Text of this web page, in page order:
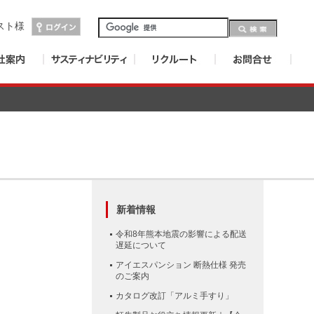
ト様
新着情報
令和8年熊本地震の影響による配送
遅延について
アイエスパンション 断熱仕様 発売
のご案内
カタログ改訂「アルミ手すり」